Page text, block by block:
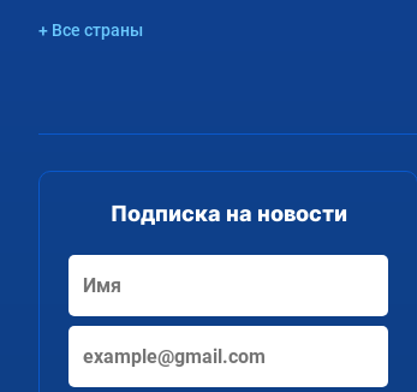
+ Все страны
Подписка на новости